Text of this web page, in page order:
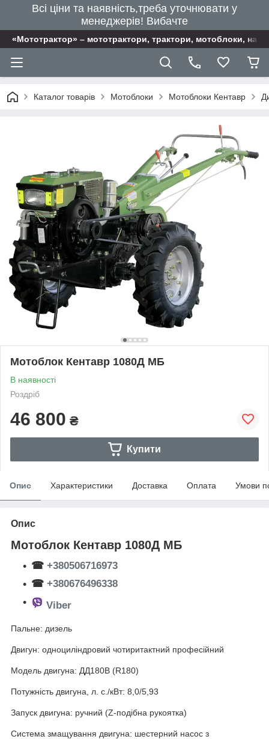
Всі ціни та наявність,треба уточнювати у
менеджерів! Вибачте
«Мототрактор» – мототрактори, трактори, мотоблоки,
Каталог товарів Мотоблоки Мотоблоки Кентавр
Мотоблок Кентавр 1080Д МБ
В наявності
Роздріб
46 800 ₴
Купити
Опис Характеристики Доставка Оплата Умови
Опис
Мотоблок Кентавр 1080Д МБ
☎ +380506716973
☎ +380676496338
Viber
Пальне: дизель
Двигун: одноциліндровий чотиритактний професійний
Модель двигуна: ДД180В (R180)
Потужність двигуна, л. с./кВт: 8,0/5,93
Запуск двигуна: ручний (Z-подібна рукоятка)
Система змащування двигуна: шестерний насос з